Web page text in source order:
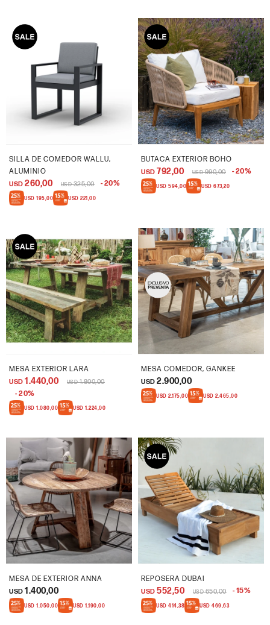
SILLA DE COMEDOR WALLU,
ALUMINIO
USD 260,00 USD 325,00 20
USD 195,00 USD 221,00
BUTACA EXTERIOR BOHO
USD 792,00 USD 990,00 20
USD 594,00 USD 673,20
MESA EXTERIOR LARA
USD 1.440,00 USD 1.800,00
20
USD 1.080,00 USD 1.224,00
MESA COMEDOR, GANKEE
USD 2.900,00
USD 2.175,00 USD 2.465,00
MESA DE EXTERIOR ANNA
USD 1.400,00
USD 1.050,00 USD 1.190,00
REPOSERA DUBAI
USD 552,50 USD 650,00 15
USD 414,38 USD 469,63